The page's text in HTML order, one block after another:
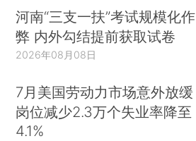
河南“三支一扶”考试规模化作
弊 内外勾结提前获取试卷
2026年08月08日
7月美国劳动力市场意外放缓
岗位减少2.3万个失业率降至
4.1%